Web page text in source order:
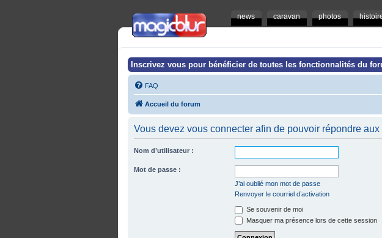
news caravan photos
Inscrivez vous pour bénéficier de toutes les fonctionnalités du
FAQ
Accueil du forum
Vous devez vous connecter afin de pouvoir répondre aux
Nom d’utilisateur :
Mot de passe :
J’ai oublié mon mot de passe
Renvoyer le courriel d’activation
Se souvenir de moi
Masquer ma présence lors de cette session